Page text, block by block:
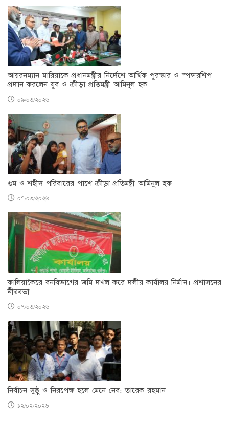
আয়রনম্যান মারিয়াকে প্রধানমন্ত্রীর নির্দেশে আর্থিক পুরস্কার ও স্পন্সরশিপ
প্রদান করলেন যুব ও ক্রীড়া প্রতিমন্ত্রী আমিনুল হক
০৯/০৩/২০২৬
গুম ও শহীদ পরিবারের পাশে ক্রীড়া প্রতিমন্ত্রী আমিনুল হক
০৭/০৩/২০২৬
কালিয়াকৈরে বনবিভাগের জমি দখল করে দলীয় কার্যালয় নির্মান। প্রশাসনের
নীরবতা
০৭/০৩/২০২৬
নির্বাচন সুষ্ঠু ও নিরপেক্ষ হলে মেনে নেব: তারেক রহমান
১২/০২/২০২৬